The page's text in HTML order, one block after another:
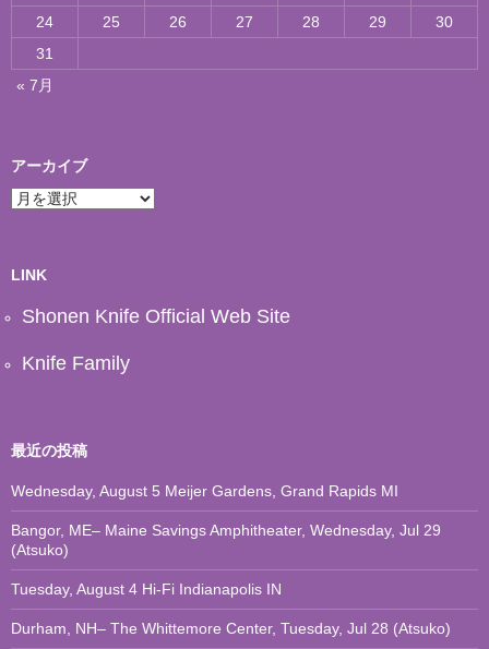
24
25 26 27 28 29
30
31
« 7月
アーカイブ
ア
ブ
LINK
Shonen Knife Official Web Site
Knife Family
最近の投稿
Wednesday, August 5 Meijer Gardens, Grand Rapids MI
Bangor, ME– Maine Savings Amphitheater, Wednesday, Jul 29
(Atsuko)
Tuesday, August 4 Hi-Fi Indianapolis IN
Durham, NH– The Whittemore Center, Tuesday, Jul 28 (Atsuko)